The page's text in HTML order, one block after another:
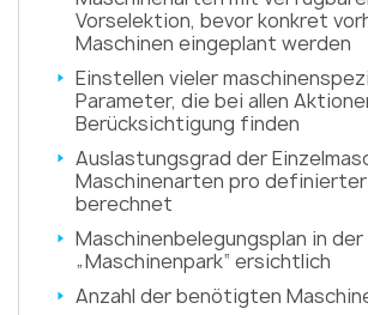
Vorselektion, bevor konkret
Maschinen eingeplant werden
Einstellen vieler
Parameter, die bei allen
Berücksichtigung finden
Auslastungsgrad der
Maschinenarten pro
berechnet
Maschinenbelegungsplan in
„Maschinenpark“ ersichtlich
Anzahl der benötigten